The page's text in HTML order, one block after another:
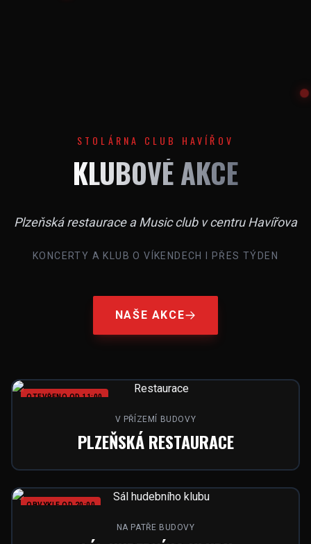
STOLÁRNA CLUB HAVÍŘOV
KLUBOVÉ AKCE
Plzeňská restaurace a Music club v centru Havířova
KONCERTY A KLUB O VÍKENDECH I PŘES TÝDEN
NAŠE AKCE
OTEVŘENO OD 11:00
V PŘÍZEMÍ BUDOVY
PLZEŇSKÁ RESTAURACE
OBVYKLE OD 20:00
NA PATŘE BUDOVY